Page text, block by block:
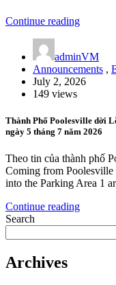
Continue reading
adminVM
Announcements ,
July 2, 2026
149 views
Thành Phố Poolesville dời
ngày 5 tháng 7 năm 2026
Theo tin của thành phố
Coming from
into the Parking Area 1
Continue reading
Search
Archives